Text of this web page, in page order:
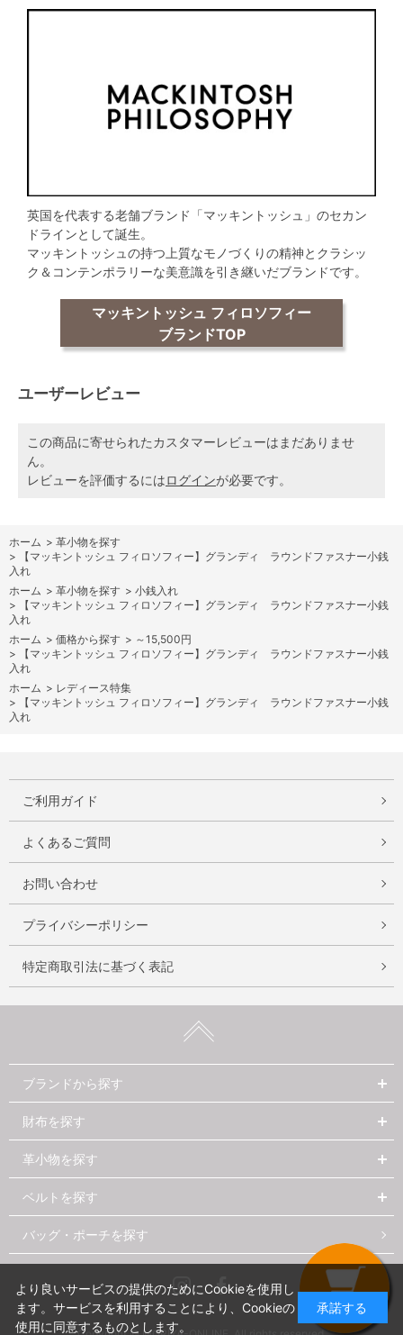
英国を代表する老舗ブランド「マッキントッシュ」のセカン
ドラインとして誕生。
マッキントッシュの持つ上質なモノづくりの精神とクラシッ
ク＆コンテンポラリーな美意識を引き継いだブランドです。
マッキントッシュ フィロソフィー
ブランドTOP
ユーザーレビュー
この商品に寄せられたカスタマーレビューはまだありませ
ん。
レビューを評価するにはログインが必要です。
ホーム > 革小物を探す
>
【マッキントッシュ フィロソフィー】グランディ ラウンドファスナー小銭
入れ
ホーム > 革小物を探す > 小銭入れ
>
【マッキントッシュ フィロソフィー】グランディ ラウンドファスナー小銭
入れ
ホーム > 価格から探す > ～15,500円
>
【マッキントッシュ フィロソフィー】グランディ ラウンドファスナー小銭
入れ
ホーム > レディース特集
>
【マッキントッシュ フィロソフィー】グランディ ラウンドファスナー小銭
入れ
ご利用ガイド
よくあるご質問
お問い合わせ
プライバシーポリシー
特定商取引法に基づく表記
ブランドから探す
財布を探す
革小物を探す
ベルトを探す
バッグ・ポーチを探す
InstagramFacebook
より良いサービスの提供のためにCookieを使用し
ます。サービスを利用することにより、Cookieの
使用に同意するものとします。
承諾する